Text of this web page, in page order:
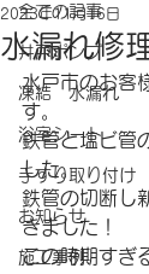
全ての記事
井戸ポンプ
凍結 水漏れ
浴室シート
手すり取り付け
お知らせ
施工事例
水漏れ修
2023年11月16日
水戸市のお客
す。
鉄管と塩ビ管
した。
鉄管の切断し
きました！
この時期すぎ